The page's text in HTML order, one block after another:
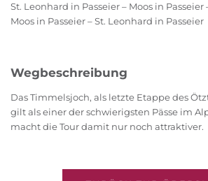
St. Leonhard in Passeier – Moos in
Moos in Passeier – St. Leonhard in Passeier
Wegbeschreibung
Das Timmelsjoch, als letzte Etappe des
gilt als einer der schwierigsten Pässe im
macht die Tour damit nur noch attraktiver.